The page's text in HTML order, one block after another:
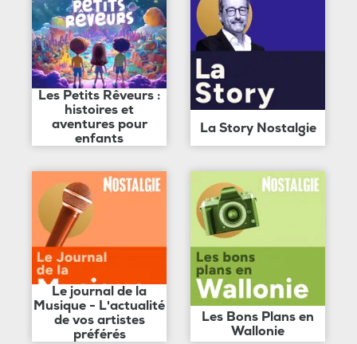
Les Petits Rêveurs :
histoires et
aventures pour
enfants
La Story Nostalgie
Le journal de la
Musique - L'actualité
de vos artistes
préférés
Les Bons Plans en
Wallonie